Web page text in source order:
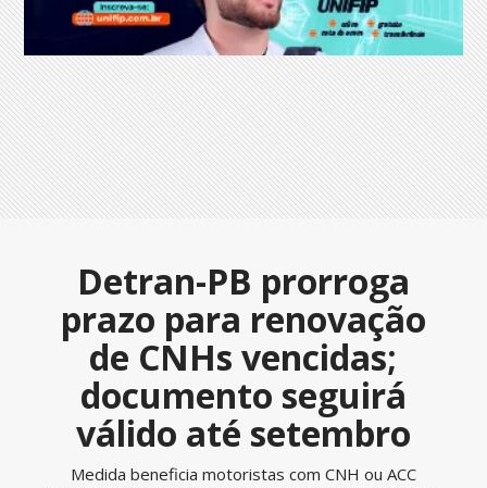
Detran-PB prorroga
prazo para renovação
de CNHs vencidas;
documento seguirá
válido até setembro
Medida beneficia motoristas com CNH ou ACC